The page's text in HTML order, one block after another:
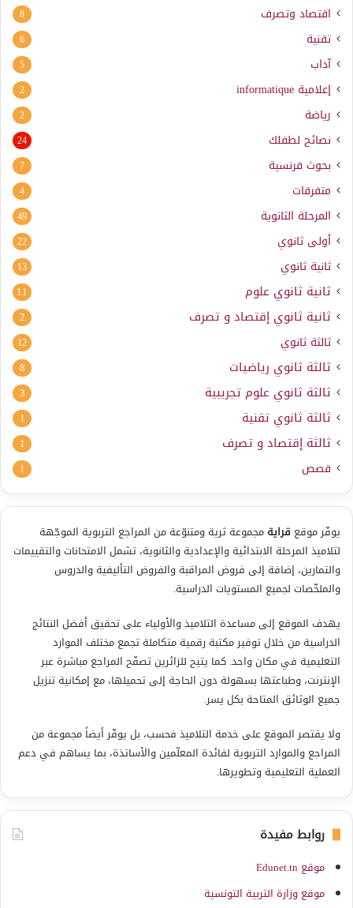
اقتصاد وتصرف 8
تقنية 6
آداب 5
إعلامية informatique
2
رياضة 2
نصائح لطفلك 24
بحوث فرنسية 7
متفرقات 4
المرحلة الثانوية 49
أولى ثانوي 22
ثانية ثانوي 13
ثانية ثانوي علوم 11
ثانية ثانوي إقتصاد و تصرف 2
ثالثة ثانوي 12
ثالثة ثانوي رياضيات 8
ثالثة ثانوي علوم تجريبية 3
ثالثة ثانوي تقنية 1
ثالثة إقتصاد و تصرف 1
قصص 1
يوفّر موقع قرايةمجموعة ثرية ومتنوّعة من المراجع التربوية الموجّهة
لتلاميذ المرحلة الابتدائية والإعدادية والثانوية، تشمل الامتحانات والتقييمات
والتمارين، إضافة إلى فروض المراقبة والفروض التأليفية والدروس
والملخّصات لجميع المستويات الدراسية.
يهدف الموقع إلى مساعدة التلاميذ والأولياء على تحقيق أفضل النتائج
الدراسية من خلال توفير مكتبة رقمية متكاملة تجمع مختلف الموارد
التعليمية في مكان واحد. كما يتيح للزائرين تصفّح المراجع مباشرة عبر
الإنترنت، وطباعتها بسهولة دون الحاجة إلى تحميلها، مع إمكانية تنزيل
جميع الوثائق المتاحة بكل يسر.
ولا يقتصر الموقع على خدمة التلاميذ فحسب، بل يوفّر أيضاً مجموعة من
المراجع والموارد التربوية لفائدة المعلّمين والأساتذة، بما يساهم في دعم
العملية التعليمية وتطويرها.
روابط مفيدة
موقع Edunet.tn
موقع وزارة التربية التونسية